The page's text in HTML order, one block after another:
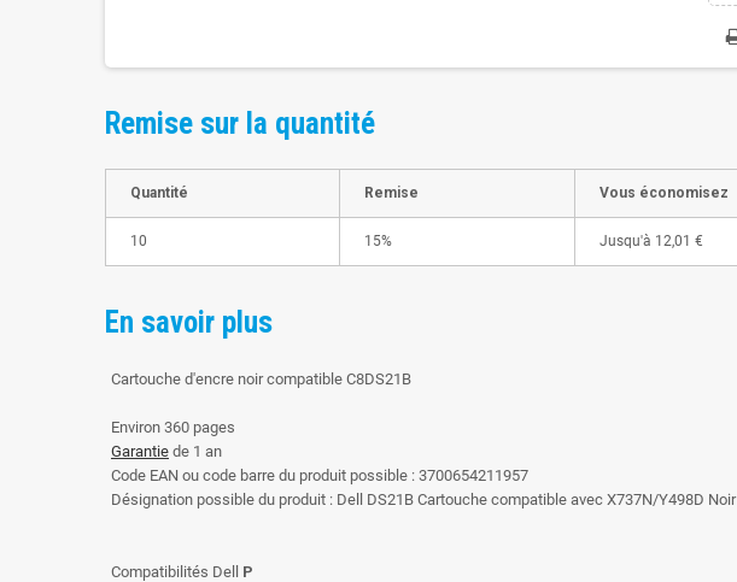
Remise sur la quantité
Quantité Remise Vous économisez
10 15% Jusqu'à 12,01 €
En savoir plus
Cartouche d'encre noir compatible C8DS21B
Environ 360 pages
Garantie de 1 an
Code EAN ou code barre du produit possible : 3700654211957
Désignation possible du produit : Dell DS21B Cartouche compatible avec X737N/Y498D Noir
Compatibilités Dell P